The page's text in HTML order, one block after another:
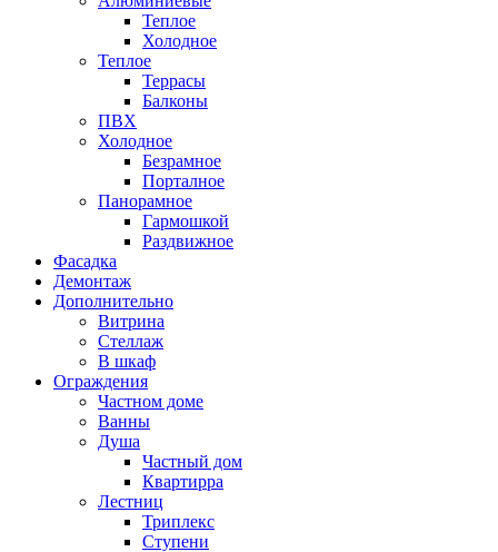
Теплое
Холодное
Теплое
Террасы
Балконы
ПВХ
Холодное
Безрамное
Порталное
Панорамное
Гармошкой
Раздвижное
Фасадка
Демонтаж
Дополнительно
Витрина
Стеллаж
В шкаф
Ограждения
Частном доме
Ванны
Душа
Частный дом
Квартирра
Лестниц
Триплекс
Ступени